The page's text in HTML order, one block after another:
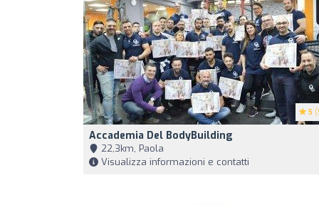
5
Accademia Del BodyBuilding
22,3km, Paola
Visualizza informazioni e contatti